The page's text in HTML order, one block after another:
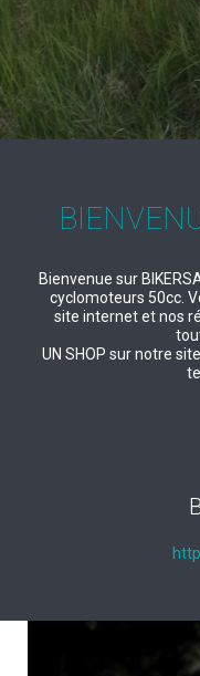
Bienvenue sur
cyclomoteurs 50cc.
site internet et nos
UN SHOP sur notre